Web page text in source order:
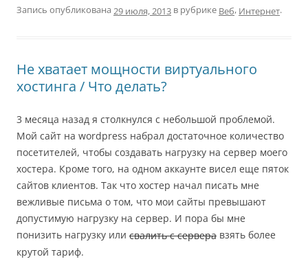
Запись опубликована 29 июля, 2013 в рубрике Веб, Интернет.
Не хватает мощности виртуального
хостинга / Что делать?
3 месяца назад я столкнулся с небольшой проблемой.
Мой сайт на wordpress набрал достаточное количество
посетителей, чтобы создавать нагрузку на сервер моего
хостера. Кроме того, на одном аккаунте висел еще пяток
сайтов клиентов. Так что хостер начал писать мне
вежливые письма о том, что мои сайты превышают
допустимую нагрузку на сервер. И пора бы мне
понизить нагрузку или свалить с сервера взять более
крутой тариф.